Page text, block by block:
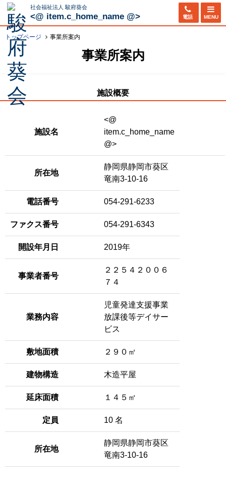
社会福祉法人 駿府葵会
<@ item.c_home_name @> 電話 MENU
トップページ 事業所案内
事業所案内
施設概要
施設名
<@
item.c_home_name
@>
所在地
静岡県静岡市葵区
竜南3-10-16
電話番号 054-291-6233
ファクス番号 054-291-6343
開設年月日 2019年
事業者番号
２２５４２００６
７４
業務内容
児童発達支援事業
放課後等デイサー
ビス
敷地面積 ２９０㎡
建物構造 木造平屋
延床面積 １４５㎡
定員 10 名
所在地
静岡県静岡市葵区
竜南3-10-16